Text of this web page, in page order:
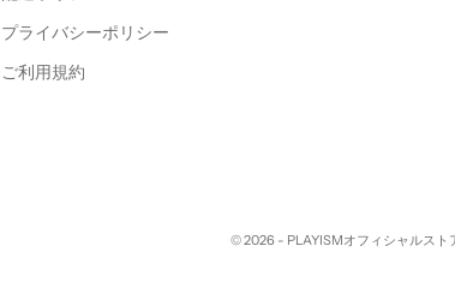
プライバシーポリシー
ご利用規約
© 2026 - PLAYISMオフィシャルスト